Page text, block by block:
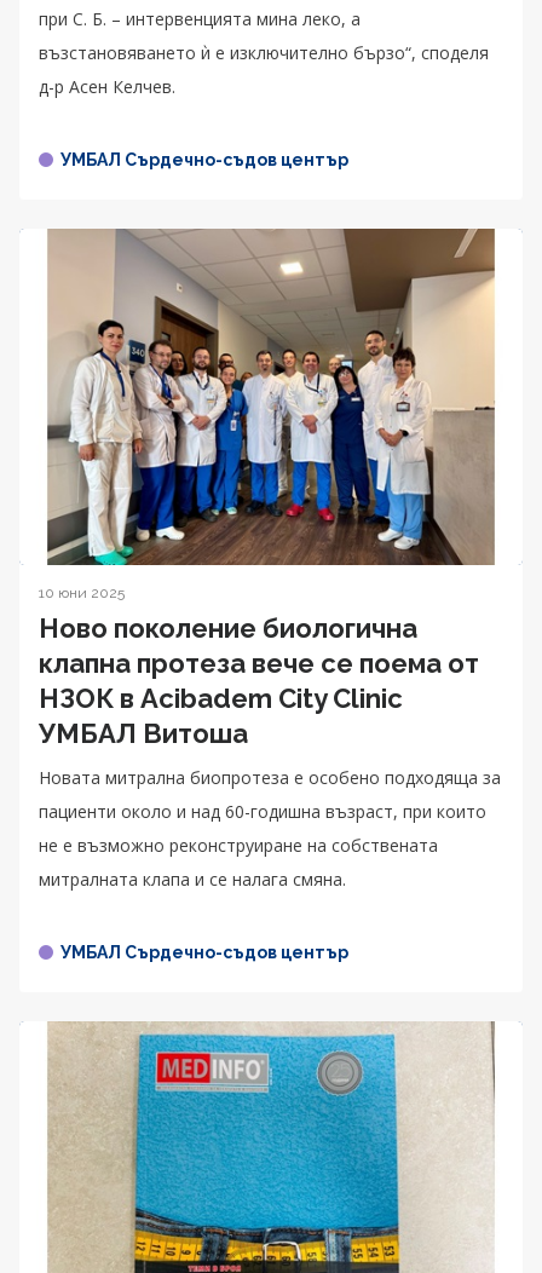
при С. Б. – интервенцията мина леко, а
възстановяването ѝ е изключително бързо“, споделя
д-р Асен Келчев.
УМБАЛ Сърдечно-съдов център
10 юни 2025
Ново поколение биологична
клапна протеза вече се поема от
НЗОК в Acibadem City Clinic
УМБАЛ Витоша
Новата митрална биопротеза е особено подходяща за
пациенти около и над 60-годишна възраст, при които
не е възможно реконструиране на собствената
митралната клапа и се налага смяна.
УМБАЛ Сърдечно-съдов център